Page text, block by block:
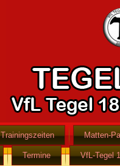
Trainingszeiten Matten-
Termine
VfL-Tegel